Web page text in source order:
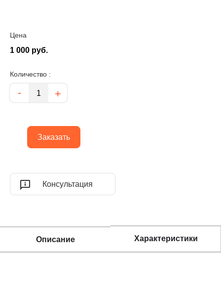
Цена
1 000 руб.
Количество :
Количество
- +
Заказать
Консультация
Описание Характеристики